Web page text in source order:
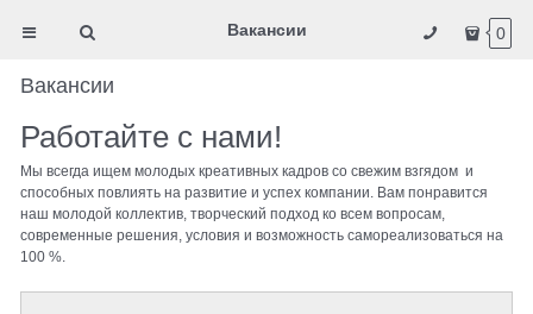
Вакансии 0
Вакансии
Работайте с нами!
Мы всегда ищем молодых креативных кадров со свежим взгядом и
способных повлиять на развитие и успех компании. Вам понравится
наш молодой коллектив, творческий подход ко всем вопросам,
современные решения, условия и возможность самореализоваться на
100 %.